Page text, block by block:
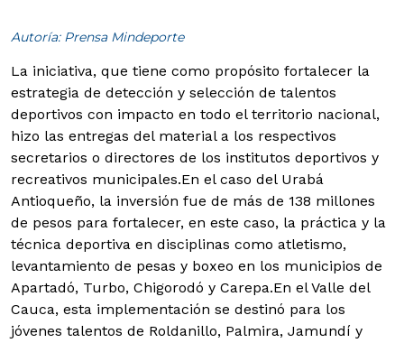
Autoría: Prensa Mindeporte
La iniciativa, que tiene como propósito fortalecer la
estrategia de detección y selección de talentos
deportivos con impacto en todo el territorio nacional,
hizo las entregas del material a los respectivos
secretarios o directores de los institutos deportivos y
recreativos municipales.En el caso del Urabá
Antioqueño, la inversión fue de más de 138 millones
de pesos para fortalecer, en este caso, la práctica y la
técnica deportiva en disciplinas como atletismo,
levantamiento de pesas y boxeo en los municipios de
Apartadó, Turbo, Chigorodó y Carepa.En el Valle del
Cauca, esta implementación se destinó para los
jóvenes talentos de Roldanillo, Palmira, Jamundí y